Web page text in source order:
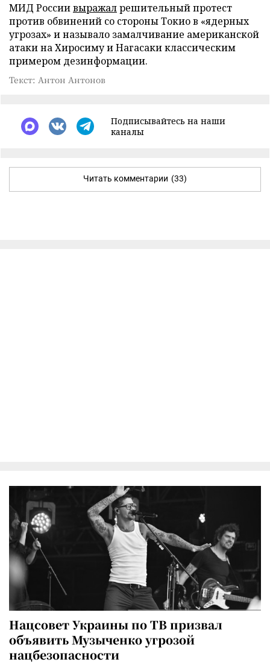
МИД Россиивыражалрешительный протест
против обвинений со стороны Токио в «ядерных
угрозах» и называло замалчивание американской
атаки на Хиросиму и Нагасаки классическим
примером дезинформации.
Текст: Антон Антонов
Подписывайтесь на наши
каналы
Читать комментарии (33)
Нацсовет Украины по ТВ призвал
объявить Музыченко угрозой
нацбезопасности